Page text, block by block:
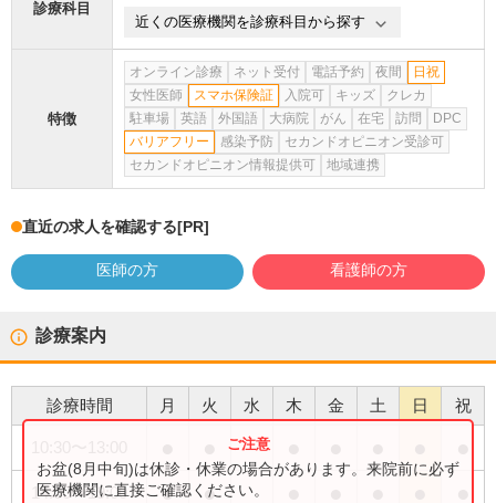
診療科目
近くの医療機関を診療科目から探す
特徴
オンライン診療 ネット受付 電話予約 夜間
日祝
女性医師
スマホ保険証 入院可 キッズ
クレカ
駐車場
英語 外国語 大病院 がん 在宅 訪問
DPC
バリアフリー
感染予防
セカンドオピニオン受診可
セカンドオピニオン情報提供可
地域連携
直近の求人を確認する[PR]
医師の方 看護師の方
診療案内
診療時間 月 火 水 木 金 土 日 祝
14:00〜19:00 ● ●
お盆(8月中旬)は休診・休業の場合があります。来院前に必ず
医療機関に直接ご確認ください。